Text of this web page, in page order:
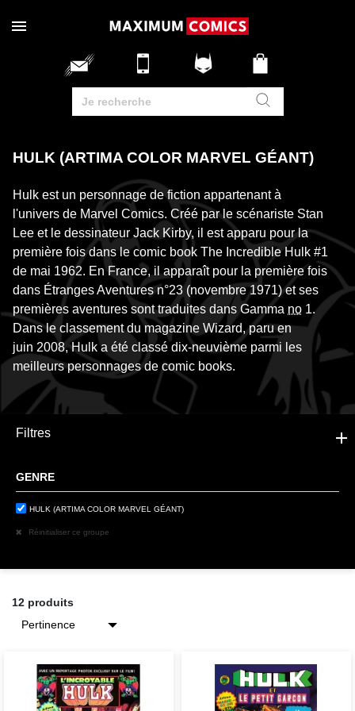
HULK (ARTIMA COLOR MARVEL GÉANT)
Hulk est un personnage de fiction appartenant à
l'univers de Marvel Comics. Créé par le scénariste Stan
Lee et le dessinateur Jack Kirby, il est apparu pour la
première fois dans le comic book The Incredible Hulk #1
de mai 1962. En France, il apparaît pour la première fois
dans Étranges Aventures n°23 (novembre 1971) et ses
premières aventures sont traduites dans Gamma no 1.
Dans le classement du magazine Wizard, paru en
juin 2008, Hulk a été classé dix-neuvième parmi les
meilleurs personnages de comic books.
Filtres
GENRE
HULK (ARTIMA COLOR MARVEL GÉANT)
Réinitialiser ce groupe
12 produits